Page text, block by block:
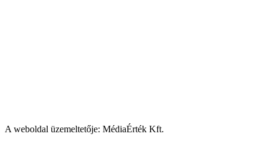
A weboldal üzemeltetője: MédiaÉrték Kft.